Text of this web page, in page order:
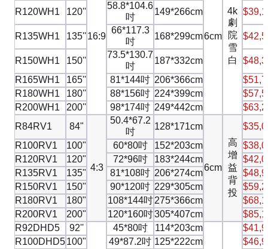
16:9 6cm
4k
劇
院
雪
白
R120WH1
120''
58.8*104.6
吋
149*266cm
R135WH1 135''
66*117.3
吋
168*299cm
R150WH1 150''
73.5*130.7
吋
187*332cm
R165WH1
165'' 81*144吋 206*366cm
R180WH1
180'' 88*156吋 224*399cm
R200WH1
200'' 98*174吋 249*442cm
R84RV1
84"
4:3
50.4*67.2
吋
128*171cm
6cm
高
增
益
背
投
R100RV1
100" 60*80吋 152*203cm
R120RV1
120" 72*96吋 183*244cm
R135RV1
135" 81*108吋 206*274cm
R150RV1
150" 90*120吋 229*305cm
R180RV1
180" 108*144吋 275*366cm
R200RV1
200" 120*160吋305*407cm
R92DHD5
92'' 45*80吋 114*203cm
R100DHD5100" 49*87.2吋 125*222cm